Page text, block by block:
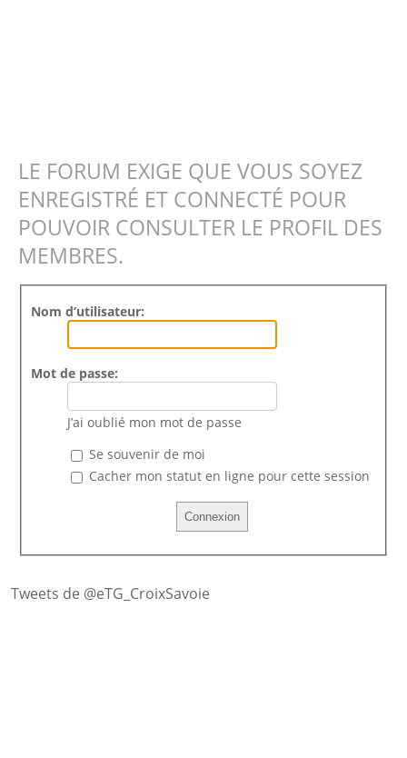
LE FORUM EXIGE QUE VOUS SOYEZ
ENREGISTRÉ ET CONNECTÉ POUR
POUVOIR CONSULTER LE PROFIL DES
MEMBRES.
Nom d’utilisateur:
Mot de passe:
J’ai oublié mon mot de passe
Se souvenir de moi
Cacher mon statut en ligne pour cette session
Tweets de @eTG_CroixSavoie